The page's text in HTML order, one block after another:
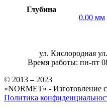
Глубина
0,00 мм
ул. Кислородная
Время работы: пн-пт
© 2013 – 2023
«NORMET» - Изготовление
Политика